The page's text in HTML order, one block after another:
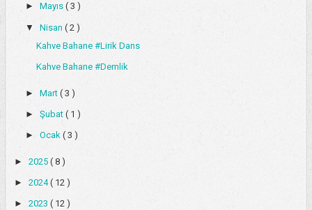
► Mayıs ( 3 )
▼ Nisan ( 2 )
Kahve Bahane #Lirik Dans
Kahve Bahane #Demlik
► Mart ( 3 )
► Şubat ( 1 )
► Ocak ( 3 )
► 2025 ( 8 )
► 2024( 12 )
► 2023 ( 12 )